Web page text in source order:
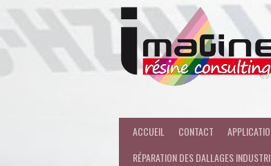
ACCUEIL CONTACT
RÉPARATION DES DALLAGES